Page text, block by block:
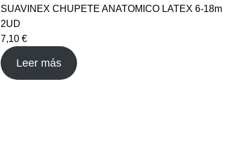
SUAVINEX CHUPETE ANATOMICO LATEX 6-18m
2UD
7,10 €
Leer más